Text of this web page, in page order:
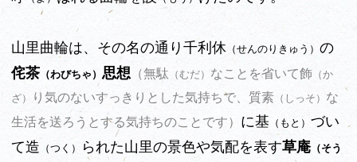
山里曲輪は、その名の通り千利休 （せんのりきゅう） の
侘茶 （わびちゃ） 思想 （無駄 （むだ） なことを省いて飾 （か
ざ）
り気のないすっきりとした気持ちで、質素 （しっそ） な
生活を送ろうとする気持ちのことです） に基 （もと） づい
て造 （つく） られた山里の景色や気配を表す草庵 （そう